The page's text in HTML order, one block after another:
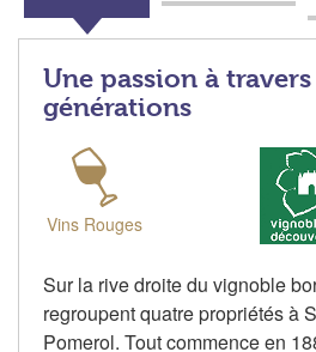
Une passion à
générations
Vins Rouges
Sur la rive droite du vignoble
regroupent quatre propriétés à
Pomerol. Tout commence en